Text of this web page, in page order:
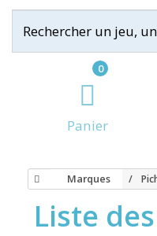
0
Panier
Marques
Liste